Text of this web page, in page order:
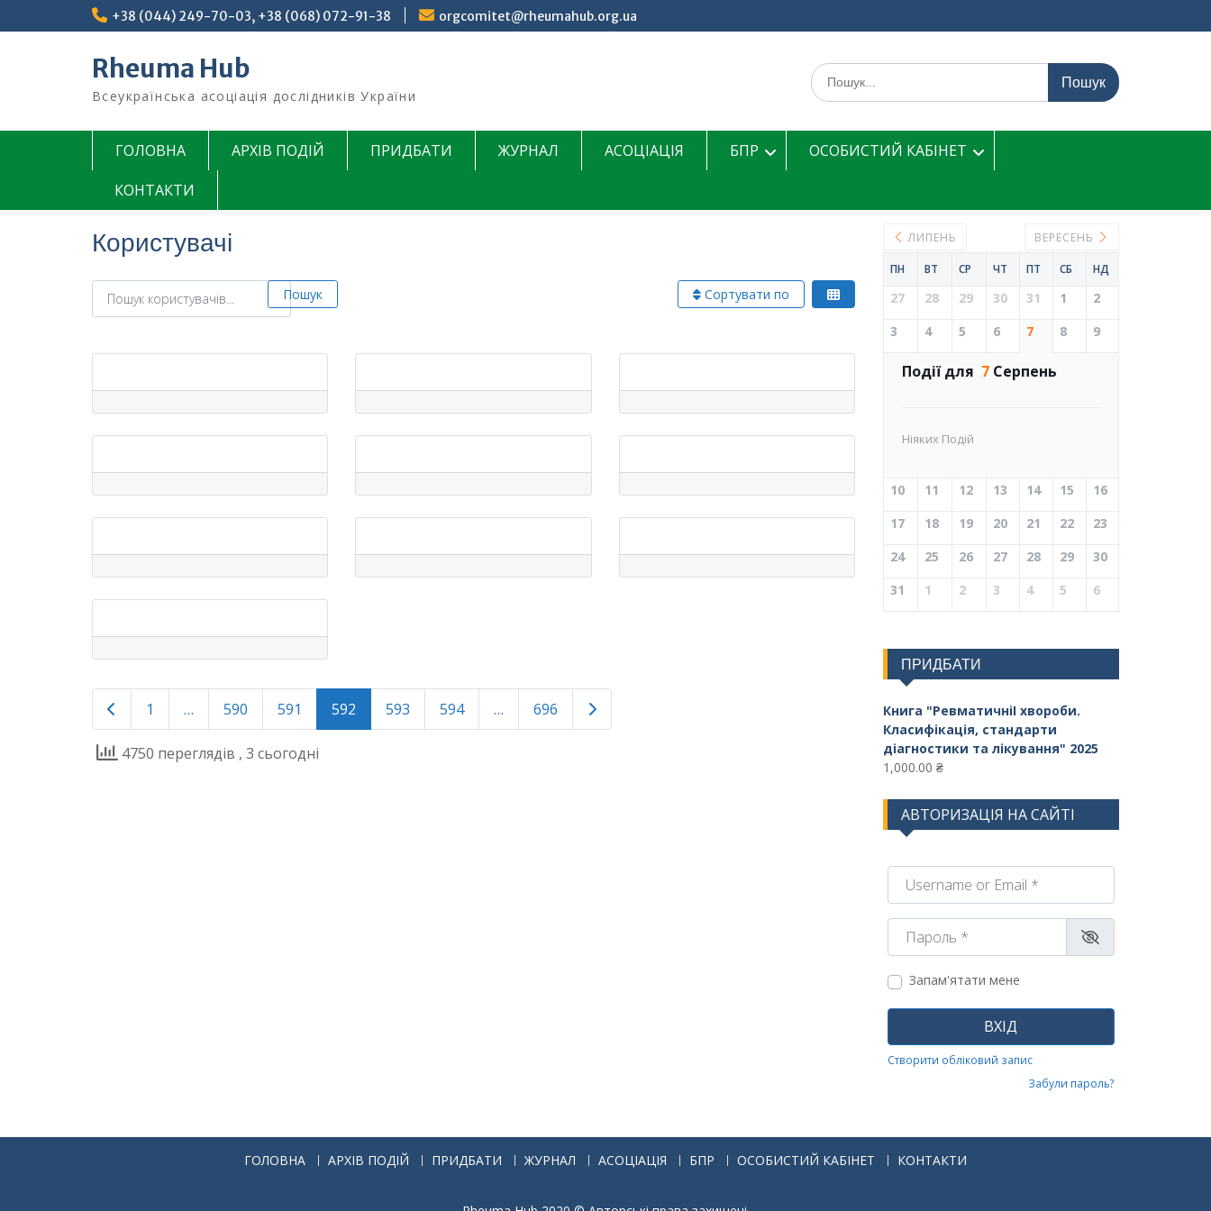
до
+38 (044) 249-70-03, +38 (068) 072-91-38 orgcomitet@rheumahub.org.ua
Rheuma Hub
Всеукраїнська асоціація дослідників України
Шукати:
ГОЛОВНА АРХІВ ПОДІЙ ПРИДБАТИ ЖУРНАЛ АСОЦІАЦІЯ БПР
ОСОБИСТИЙ КАБІНЕТ
КОНТАКТИ
Користувачі
Пошук Сортувати по
Posts
navigation
Newer posts
1 … 590 591 592 593 594 … 696 Older posts
4750 переглядів , 3 сьогодні
ЛИПЕНЬ ВЕРЕСЕНЬ
ПН ВТ СР ЧТ ПТ СБ НД
27 28 29 30 31 1
2
3
4 5 6 7 8 9
Події для 7Серпень
Ніяких Подій
10 11 12 13 14 15
16
17
18 19 20 21 22
23
24
25 26 27 28 29
30
31
1 2 3 4 5 6
ПРИДБАТИ
Книга "РевматичніI хвороби.
Класифікація, стандарти
діагностики та лікування" 2025
1,000.00 ₴
АВТОРИЗАЦІЯ НА САЙТІ
Username or Email
Пароль
Запам'ятати мене
ВХІД
Створити обліковий запис
Забули пароль?
ГОЛОВНА АРХІВ ПОДІЙ ПРИДБАТИ ЖУРНАЛ АСОЦІАЦІЯ БПР ОСОБИСТИЙ КАБІНЕТ КОНТАКТИ